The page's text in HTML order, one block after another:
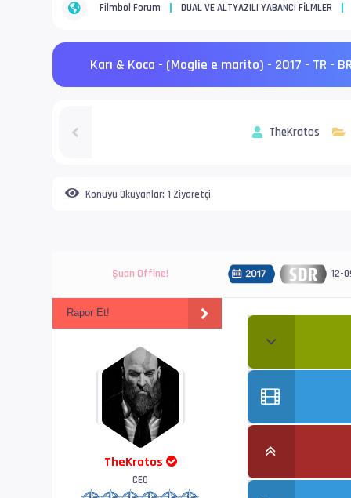
Filmbol Forum DUAL VE ALTYAZILI YABANCI FİLMLER
Karı & Koca - (Moglie e marito) - 2017 - TR -
TheKratos
Konuyu Okuyanlar: 1 Ziyaretçi
Şuan Offine! 12-
Rapor Et!
TheKratos
CEO